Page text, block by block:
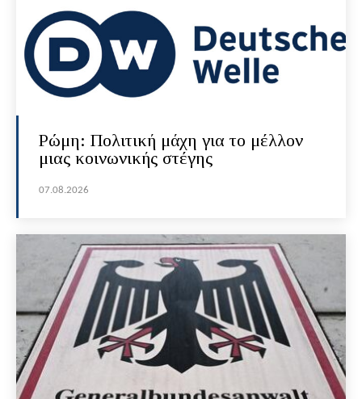
Ρώμη: Πολιτική μάχη για το μέλλον
μιας κοινωνικής στέγης
07.08.2026